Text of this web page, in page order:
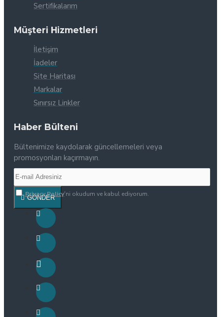
Sertifikalarım
Müşteri Hizmetleri
İletişim
İadeler
Site Haritası
Markalar
Sınırsız Linkler
Haber Bülteni
Bültenimize kaydolarak güncellemeleri veya
promosyonları kaçırmayın.
GÖNDER
Privacy Policy'ni okudum ve kabul ediyorum.